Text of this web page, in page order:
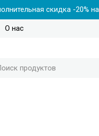
скидка -20%
О нас